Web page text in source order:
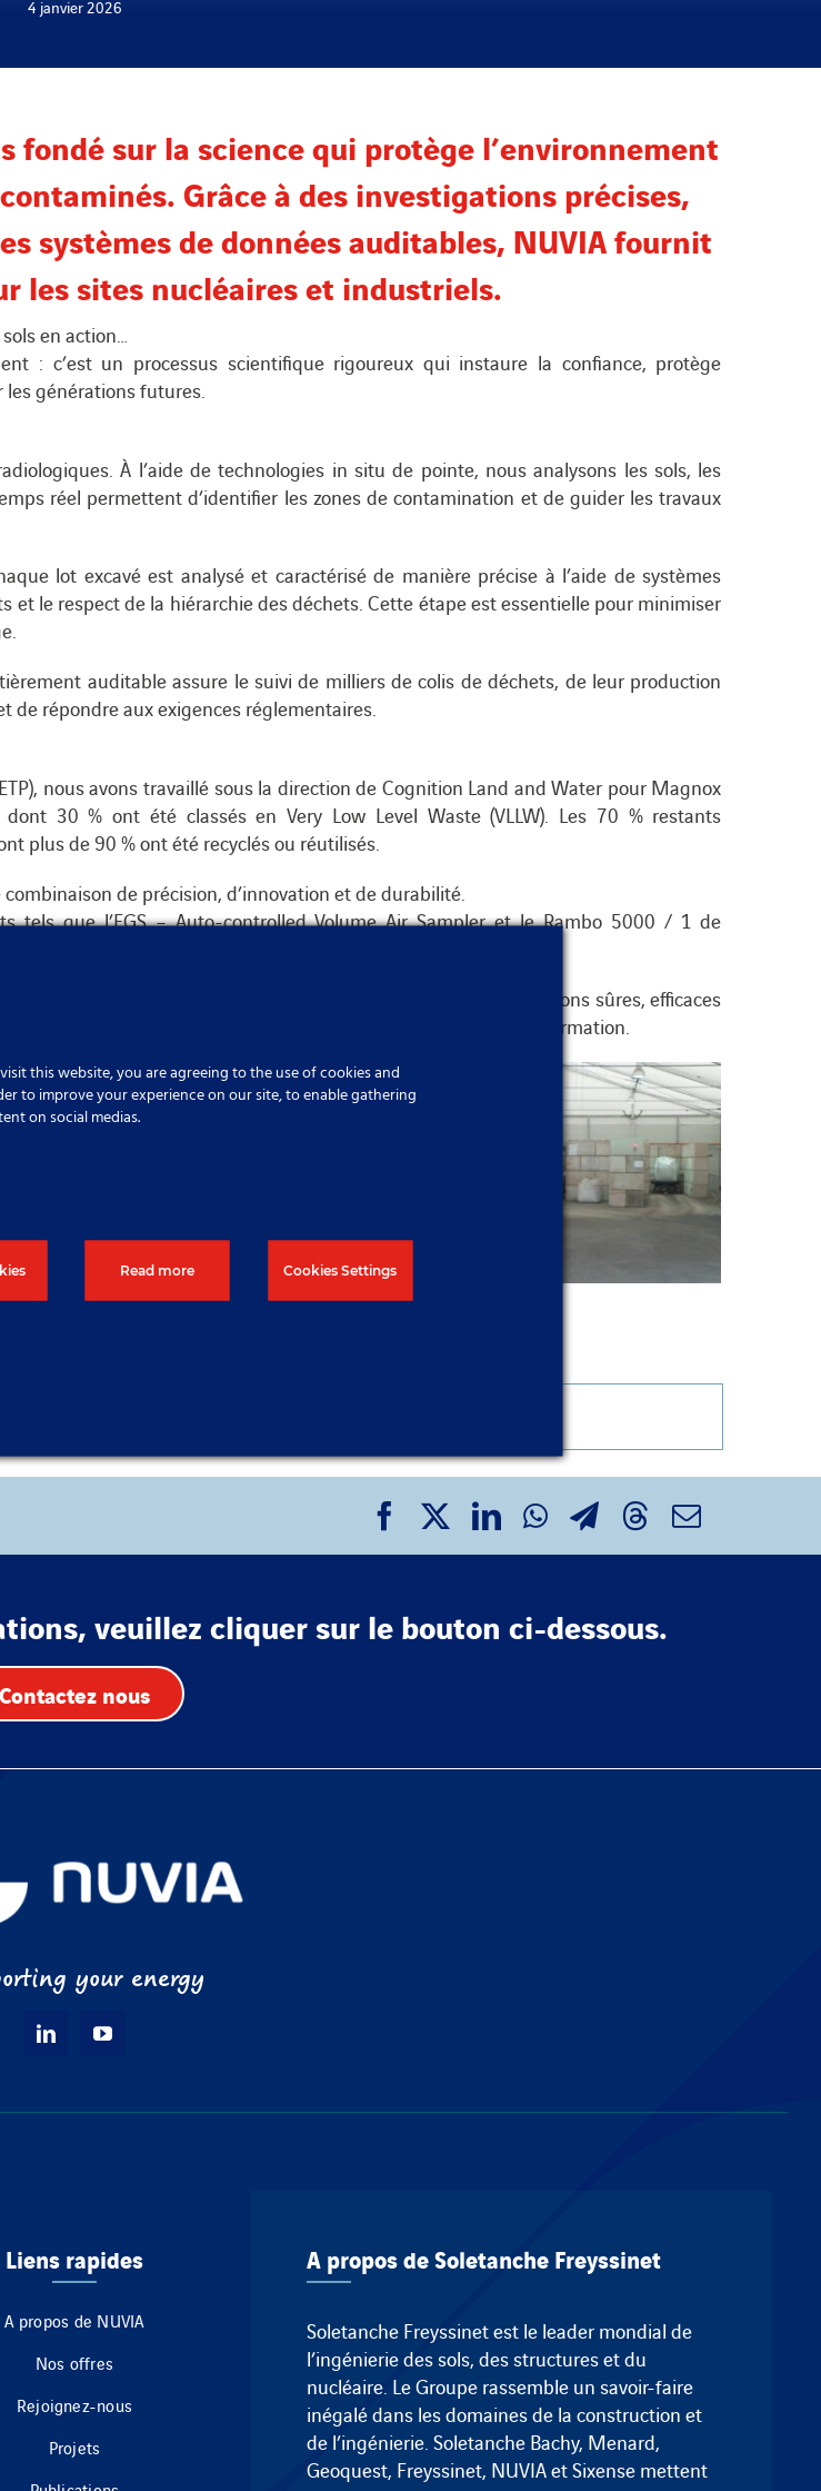
4 janvier 2026
fondé sur la science qui protège l’environnement
Grâce à des investigations précises,
systèmes de données auditables, NUVIA fournit
les sites nucléaires et industriels.
en action…
: c’est un processus scientifique rigoureux qui instaure la confiance, protège
générations futures.
À l’aide de technologies in situ de pointe, nous analysons les sols, les
réel permettent d’identifier les zones de contamination et de guider les travaux
lot excavé est analysé et caractérisé de manière précise à l’aide de systèmes
le respect de la hiérarchie des déchets. Cette étape est essentielle pour minimiser
auditable assure le suivi de milliers de colis de déchets, de leur production
de répondre aux exigences réglementaires.
nous avons travaillé sous la direction de Cognition Land and Water pour Magnox
30 % ont été classés en Very Low Level Waste (VLLW). Les 70 % restants
plus de 90 % ont été recyclés ou réutilisés.
de précision, d’innovation et de durabilité.
tels que l’EGS – Auto-controlled Volume Air Sampler et le Rambo 5000 / 1 de
efficaces.
des sols et de caractérisation des sites, en fournissant des solutions sûres, efficaces
ne se limite pas à l’enlèvement — elle est synonyme de transformation.
veuillez cliquer sur le bouton ci-dessous.
Contactez nous
your energy
Liens rapides
A propos de NUVIA
Nos offres
Rejoignez-nous
Projets
A propos de Soletanche Freyssinet
Soletanche Freyssinet est le leader mondial de
l’ingénierie des sols, des structures et du
nucléaire. Le Groupe rassemble un savoir-faire
inégalé dans les domaines de la construction et
de l’ingénierie.Soletanche Bachy, Menard,
Geoquest, Freyssinet, NUVIA etSixense mettent
this website, you are agreeing to the use of cookies and
to improve your experience on our site, to enable gathering
on social medias.
Read more Cookies Settings